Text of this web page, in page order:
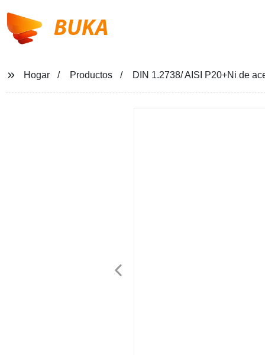
BUKA
Hogar Productos DIN 1.2738/ AISI P20+Ni de